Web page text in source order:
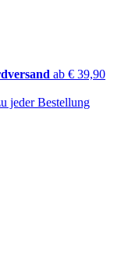
ab € 39,90
jeder Bestellung